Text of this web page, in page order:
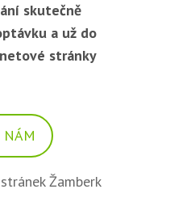
skutečně
a už do
stránky
NÁM